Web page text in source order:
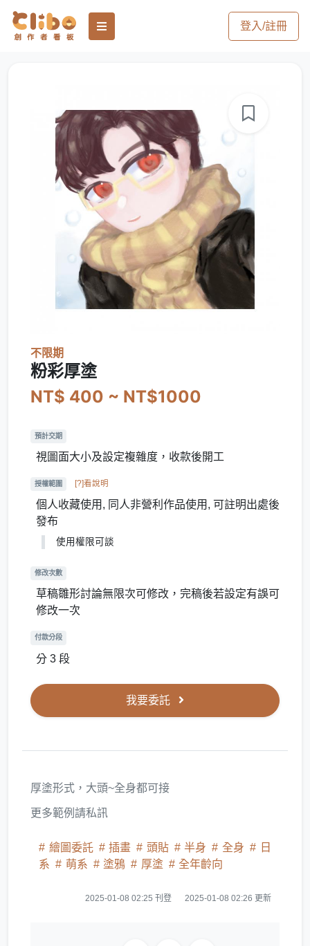
登入/註冊
不限期
粉彩厚塗
NT$ 400 ~ NT$1000
預計交期
視圖面大小及設定複雜度，收款後開工
授權範圍 [?]看說明
個人收藏使用, 同人非營利作品使用, 可註明出處後
發布
使用權限可談
修改次數
草稿雛形討論無限次可修改，完稿後若設定有誤可
修改一次
付款分段
分 3 段
我要委託
厚塗形式，大頭~全身都可接
更多範例請私訊
繪圖委託 插畫 頭貼 半身 全身
日
系
萌系 塗鴉 厚塗 全年齡向
2025-01-08 02:25 刊登 2025-01-08 02:26 更新